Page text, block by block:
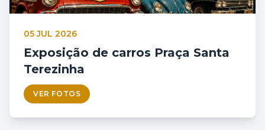
05 JUL 2026
Exposição de carros Praça Santa
Terezinha
VER FOTOS